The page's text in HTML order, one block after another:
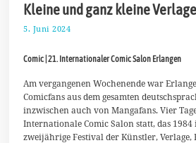
Kleine und ganz kleine Verlage
5. Juni 2024
J
n
i
2
0
2
4
Comic | 21. Internationaler Comic Salon Erlangen
Am vergangenen Wochenende war
Comicfans aus dem gesamten
inzwischen auch von Mangafans. Vier
Internationale Comic Salon statt, das 1984
zweijährige Festival der Künstler, Verlage,